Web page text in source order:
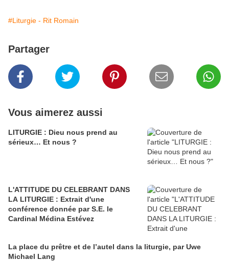
#Liturgie - Rit Romain
Partager
Vous aimerez aussi
LITURGIE : Dieu nous prend au
sérieux… Et nous ?
L'ATTITUDE DU CELEBRANT DANS
LA LITURGIE : Extrait d'une
conférence donnée par S.E. le
Cardinal Médina Estévez
La place du prêtre et de l’autel dans la liturgie, par Uwe
Michael Lang